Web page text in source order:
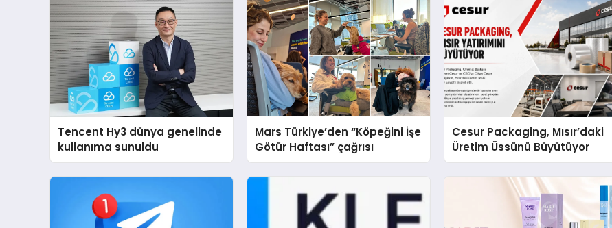
Tencent Hy3 dünya genelinde
kullanıma sunuldu
Mars Türkiye’den “Köpeğini İşe
Götür Haftası” çağrısı
Cesur Packaging, Mısır’daki
Üretim Üssünü Büyütüyor